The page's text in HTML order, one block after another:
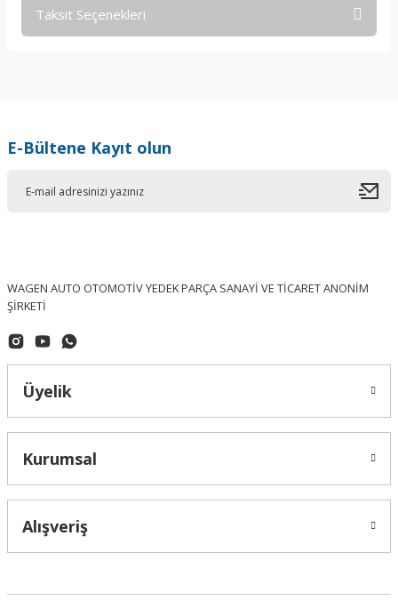
Taksit Seçenekleri
E-Bültene Kayıt olun
WAGEN AUTO OTOMOTİV YEDEK PARÇA SANAYİ VE TİCARET ANONİM
ŞİRKETİ
Üyelik
Kurumsal
Alışveriş